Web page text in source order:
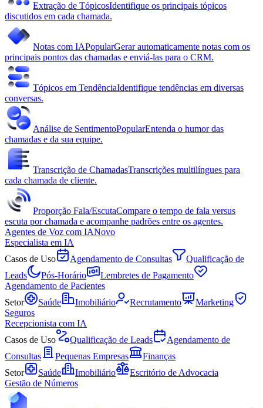
Extração de TópicosIdentifique os principais tópicos
discutidos em cada chamada.
Notas com IAPopularGerar automaticamente notas com os
principais pontos das chamadas e enviá-las para o CRM.
Tópicos em TendênciaIdentifique tendências em diversas
conversas.
Análise de SentimentoPopularEntenda o humor das
chamadas e da sua equipe.
Transcrição de ChamadasTranscrições multilíngues para
cada chamada de cliente.
Proporção Fala/EscutaCompare o tempo de fala versus
escuta por chamada e acompanhe padrões entre os agentes.
Agentes de Voz com IANovo
Especialista em IA
Casos de Uso
Agendamento de Consultas
Qualificação de
Leads
Pós-Horário
Lembretes de Pagamento
Agendamento de Pacientes
Setor
Saúde Imobiliário Recrutamento
Marketing
Seguros
Recepcionista com IA
Casos de Uso
Qualificação de Leads
Agendamento de
Consultas
Pequenas Empresas
Finanças
Setor
Saúde Imobiliário
Escritório de Advocacia
Gestão de Números